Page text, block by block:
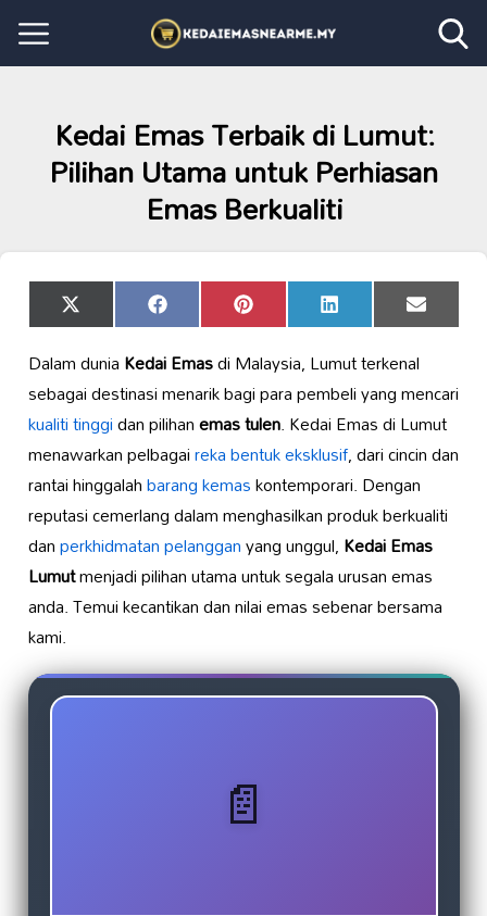
Kedai Emas Terbaik di Lumut:
Pilihan Utama untuk Perhiasan
Emas Berkualiti
Share
on
X
(Twitter)
Share
on
Facebook Share
on
Pinterest Share
on
LinkedIn Share
on
Email
Dalam duniaKedai Emasdi Malaysia, Lumut terkenal
sebagai destinasi menarik bagi para pembeli yang mencari
kualiti tinggidan pilihanemas tulen. Kedai Emas di Lumut
menawarkan pelbagaireka bentuk eksklusif, dari cincin dan
rantai hinggalahbarang kemaskontemporari. Dengan
reputasi cemerlang dalam menghasilkan produk berkualiti
danperkhidmatan pelangganyang unggul,Kedai Emas
Lumutmenjadi pilihan utama untuk segala urusan emas
anda. Temui kecantikan dan nilai emas sebenar bersama
kami.